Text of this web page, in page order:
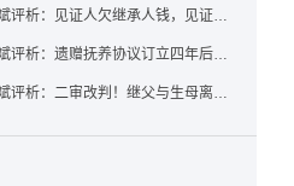
福州律师蔡思斌评析：见证人欠继承人钱，见证遗嘱还有效吗？
福州律师蔡思斌评析：遗赠抚养协议订立四年后丧失民事行为能力，协议有效吗？
福州律师蔡思斌评析：二审改判！继父与生母离婚后，曾受其抚养的继子女是否仍享有继承权？